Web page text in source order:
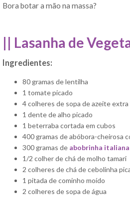
Bora botar a mão na massa?
|| Lasanha de
Ingredientes:
80 gramas de lentilha
1 tomate picado
4 colheres de sopa de azeite extra
1 dente de alho picado
1 beterraba cortada em cubos
400 gramas de abóbora-cheirosa
300 gramas de abobrinha italiana
1/2 colher de chá de molho tamari
2 colheres de chá de cebolinha
1 pitada de cominho moído
2 colheres de sopa de água